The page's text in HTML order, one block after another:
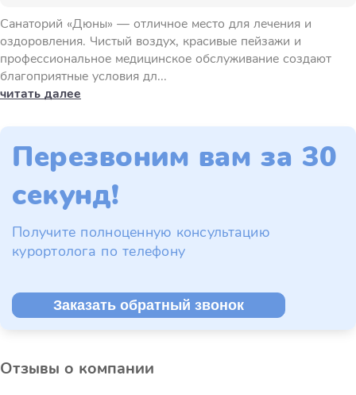
Санаторий «Дюны» — отличное место для лечения и
оздоровления. Чистый воздух, красивые пейзажи и
профессиональное медицинское обслуживание создают
благоприятные условия дл...
читать далее
Перезвоним вам за 30
секунд!
Получите полноценную консультацию
курортолога по телефону
Заказать обратный звонок
Отзывы о компании